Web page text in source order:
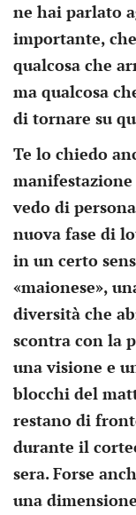
ne hai parlato
importante,
qualcosa che
ma qualcosa
di tornare su
Te lo chiedo
vedo di
nuova fase di
in un certo
«maionese»,
diversità che
scontra con la
una visione e
blocchi del
restano di
durante il
sera. Forse
una